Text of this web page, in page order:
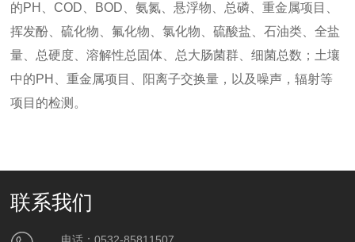
的PH、COD、BOD、氨氮、悬浮物、总磷、重金属项目、
挥发酚、硫化物、氟化物、氯化物、硫酸盐、石油类、全盐
量、总硬度、溶解性总固体、总大肠菌群、细菌总数；土壤
中的PH、重金属项目、阳离子交换量，以及噪声，辐射等
项目的检测。
联系我们